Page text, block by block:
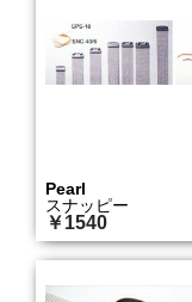
Pearl
スナッピー
￥1540